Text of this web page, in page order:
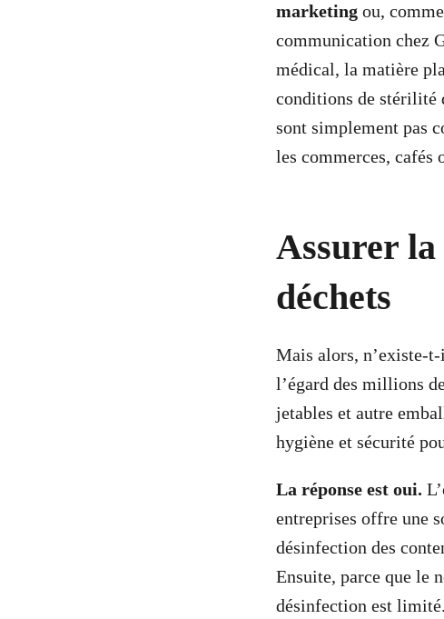
marketing ou,
communication chez
médical, la matière
conditions de stérilité
sont simplement pas
les commerces, cafés
Assurer la
déchets
Mais alors, n’existe-
l’égard des millions
jetables et autre
hygiène et sécurité
La réponse est oui.
entreprises offre une
désinfection des
Ensuite, parce que le
désinfection est limité.